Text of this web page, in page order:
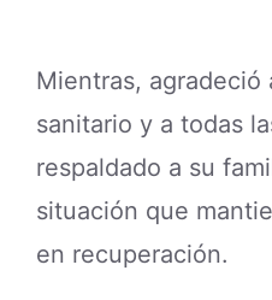
Mientras, agradeció
sanitario y a todas
respaldado a su
situación que
en recuperación.